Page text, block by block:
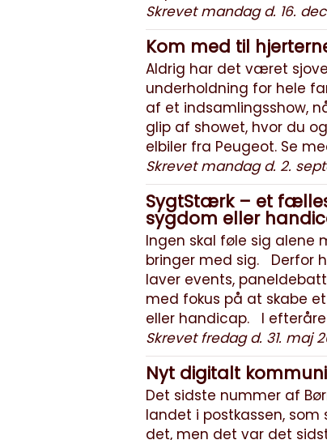
Skrevet mandag d. 16.
Kom med til
Aldrig har det været
underholdning for hele
af et indsamlingsshow,
glip af showet, hvor du
elbiler fra Peugeot. Se
Skrevet mandag d. 2.
SygtStærk – et
sygdom eller
Ingen skal føle sig alene
bringer med sig. Derfor
laver events,
med fokus på at skabe
eller handicap. I
Skrevet fredag d. 31. maj
Nyt digitalt
Det sidste nummer af
landet i postkassen, som
det, men det var det